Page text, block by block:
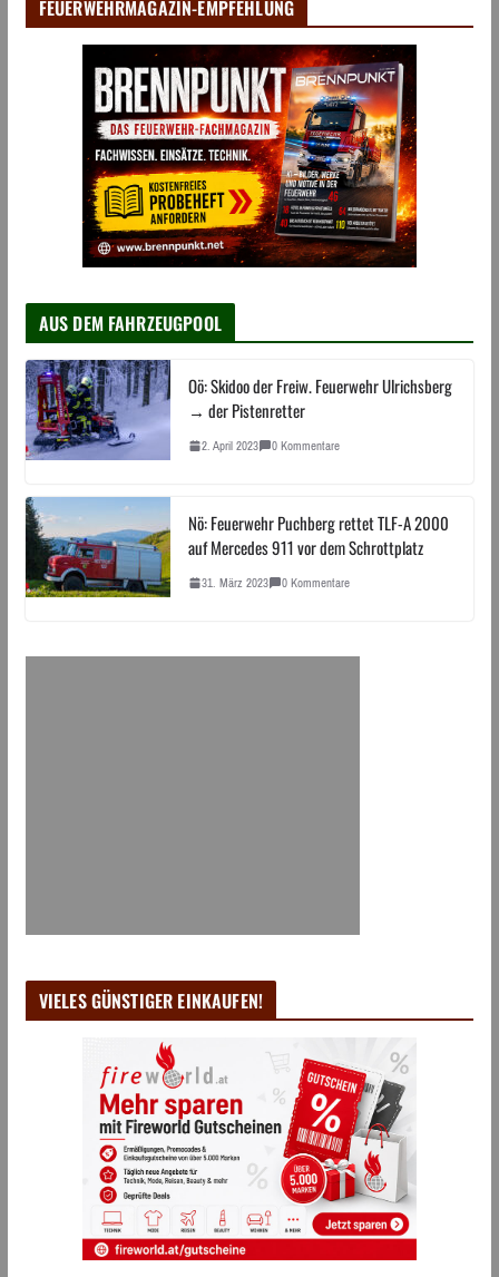
FEUERWEHRMAGAZIN-EMPFEHLUNG
AUS DEM FAHRZEUGPOOL
Oö: Skidoo der Freiw. Feuerwehr Ulrichsberg
→ der Pistenretter
2. April 2023 0 Kommentare
Nö: Feuerwehr Puchberg rettet TLF-A 2000
auf Mercedes 911 vor dem Schrottplatz
31. März 2023 0 Kommentare
VIELES GÜNSTIGER EINKAUFEN!